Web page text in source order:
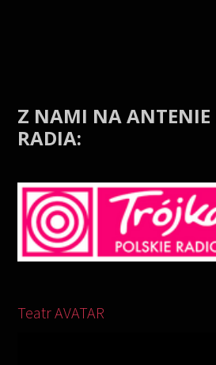
Z NAMI NA ANTENIE
RADIA:
Teatr AVATAR
video